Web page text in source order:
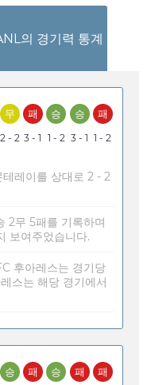
의 경기력 통계
무
2 - 2
패
3 - 1
승
1 - 2
승
3 - 1
패
1 - 2
레이를 상대로 2 - 2
2무 5패를 기록하며
보여주었습니다.
후아레스는 경기당
스는 해당 경기에서
승 패 승 패 패